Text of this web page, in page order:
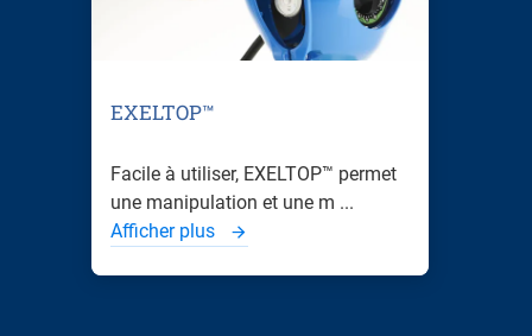
EXELTOP™
Facile à utiliser, EXELTOP™ permet
une manipulation et une m ...
Afficher plus